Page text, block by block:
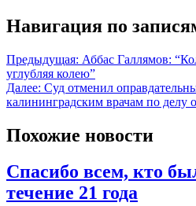
Навигация по
Предыдущая: Аббас Галлямов:
углубляя колею”
Далее: Суд отменил
калининградским врачам по делу
Похожие новости
Спасибо всем, кто
течение 21 года